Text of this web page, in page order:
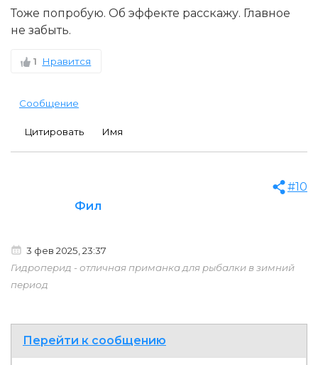
Тоже попробую. Об эффекте расскажу. Главное
не забыть.
1 Нравится
Сообщение
Цитировать Имя
Фил
#10
3 фев 2025, 23:37
Гидроперид - отличная приманка для рыбалки в зимний
период
Перейти к сообщению